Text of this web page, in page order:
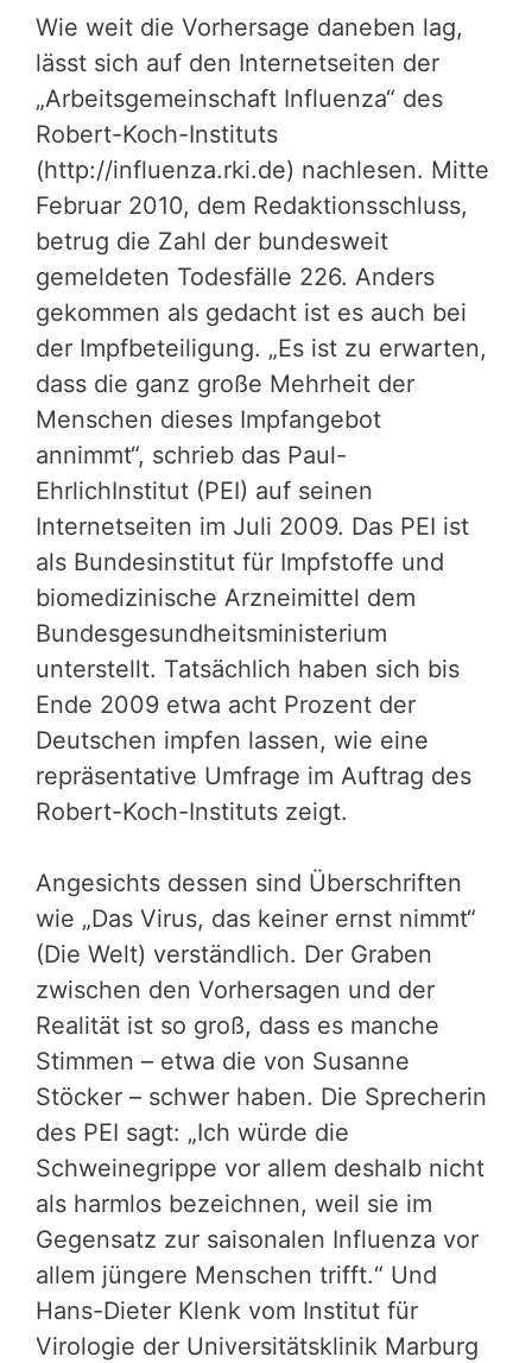
Wie weit die Vorhersage daneben lag,
lässt sich auf den Internetseiten der
„Arbeitsgemeinschaft Influenza“ des
Robert-Koch-Instituts
(http://influenza.rki.de) nachlesen. Mitte
Februar 2010, dem Redaktionsschluss,
betrug die Zahl der bundesweit
gemeldeten Todesfälle 226. Anders
gekommen als gedacht ist es auch bei
der Impfbeteiligung. „Es ist zu erwarten,
dass die ganz große Mehrheit der
Menschen dieses Impfangebot
annimmt“, schrieb das Paul-
EhrlichInstitut (PEI) auf seinen
Internetseiten im Juli 2009. Das PEI ist
als Bundesinstitut für Impfstoffe und
biomedizinische Arzneimittel dem
Bundesgesundheitsministerium
unterstellt. Tatsächlich haben sich bis
Ende 2009 etwa acht Prozent der
Deutschen impfen lassen, wie eine
repräsentative Umfrage im Auftrag des
Robert-Koch-Instituts zeigt.
Angesichts dessen sind Überschriften
wie „Das Virus, das keiner ernst nimmt“
(Die Welt) verständlich. Der Graben
zwischen den Vorhersagen und der
Realität ist so groß, dass es manche
Stimmen – etwa die von Susanne
Stöcker – schwer haben. Die Sprecherin
des PEI sagt: „Ich würde die
Schweinegrippe vor allem deshalb nicht
als harmlos bezeichnen, weil sie im
Gegensatz zur saisonalen Influenza vor
allem jüngere Menschen trifft.“ Und
Hans-Dieter Klenk vom Institut für
Virologie der Universitätsklinik Marburg